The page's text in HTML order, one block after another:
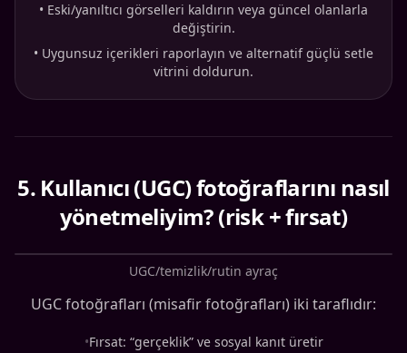
• Eski/yanıltıcı görselleri kaldırın veya güncel olanlarla
değiştirin.
• Uygunsuz içerikleri raporlayın ve alternatif güçlü setle
vitrini doldurun.
5. Kullanıcı (UGC) fotoğraflarını nasıl
yönetmeliyim? (risk + fırsat)
UGC/temizlik/rutin ayraç
UGC fotoğrafları (misafir fotoğrafları) iki taraflıdır:
•Fırsat: “gerçeklik” ve sosyal kanıt üretir